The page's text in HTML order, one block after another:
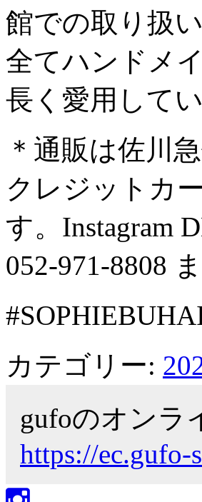
館での取り扱
全てハンドメ
長く愛用して
＊通販は佐川
クレジットカ
す。Instagram
052-971-8808
カテゴリー:
gufoのオンラ
https://ec.gufo-